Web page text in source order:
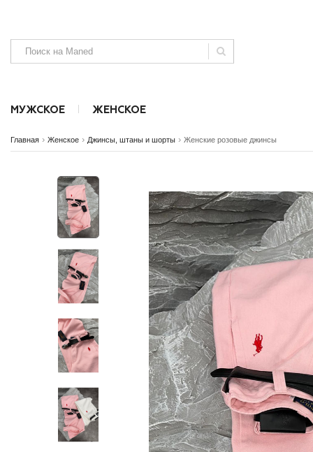
МУЖСКОЕ
SALE NEW Аксессуары Безрукавки Джинсы и
ЖЕНСКОЕ
SALE NEW Аксессуары Джинсы, штаны и шорты
Главная › Женское › Джинсы, штаны и шорты › Женские розовые джинсы